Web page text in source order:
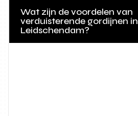
Wat zijn de voordelen van
verduisterende gordijnen in
Leidschendam?